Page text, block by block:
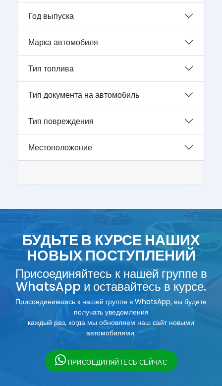
Год выпуска
Марка автомобиля
Тип топлива
Тип документа на автомобиль
Тип повреждения
Местоположение
БУДЬТЕ В КУРСЕ НАШИХ
НОВЫХ ПОСТУПЛЕНИЙ
Присоединяйтесь к нашей группе в
WhatsApp и оставайтесь в курсе.
Присоединившись к нашей группе в WhatsApp, вы будете
получать уведомления
каждый раз, когда мы обновляем наш сайт новыми
автомобилями.
ПРИСОЕДИНЯЙТЕСЬ СЕЙЧАС